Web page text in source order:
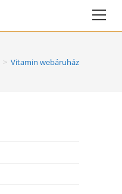
> Vitamin webáruház